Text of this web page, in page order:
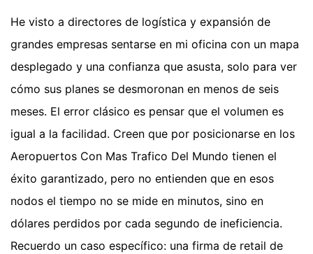
He visto a directores de logística y expansión de
grandes empresas sentarse en mi oficina con un mapa
desplegado y una confianza que asusta, solo para ver
cómo sus planes se desmoronan en menos de seis
meses. El error clásico es pensar que el volumen es
igual a la facilidad. Creen que por posicionarse en los
Aeropuertos Con Mas Trafico Del Mundo tienen el
éxito garantizado, pero no entienden que en esos
nodos el tiempo no se mide en minutos, sino en
dólares perdidos por cada segundo de ineficiencia.
Recuerdo un caso específico: una firma de retail de